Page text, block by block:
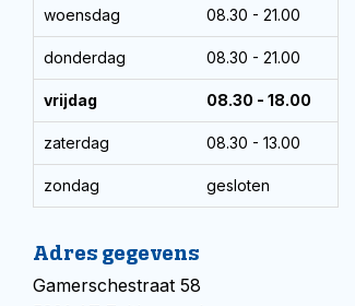
woensdag 08.30 - 21.00
donderdag 08.30 - 21.00
vrijdag 08.30 - 18.00
zaterdag 08.30 - 13.00
zondag gesloten
Adres gegevens
Gamerschestraat 58